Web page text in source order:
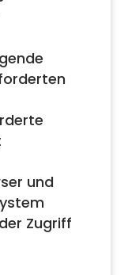
und
Zugriff